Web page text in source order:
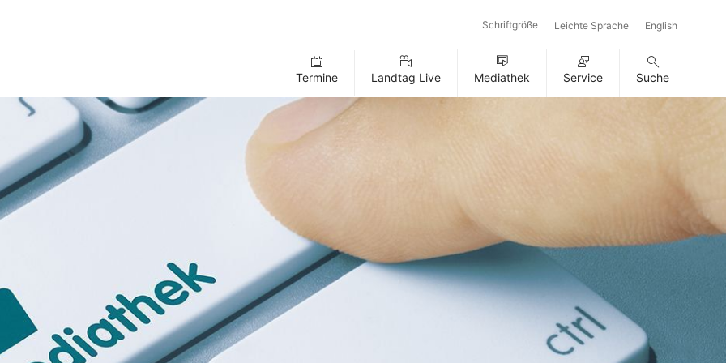
Schriftgröße Leichte Sprache English
Termine Landtag Live Mediathek Service Suche